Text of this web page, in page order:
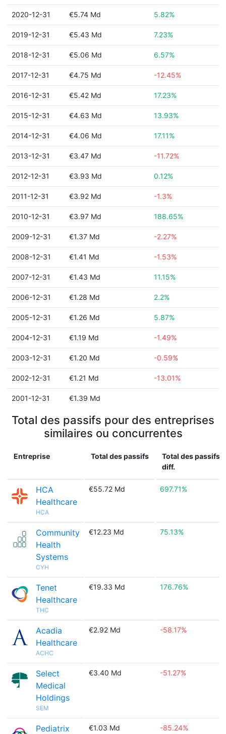
2020-12-31 €5.74 Md 5.82%
2019-12-31 €5.43 Md 7.23%
2018-12-31 €5.06 Md 6.57%
2017-12-31 €4.75 Md -12.45%
2016-12-31 €5.42 Md 17.23%
2015-12-31 €4.63 Md 13.93%
2014-12-31 €4.06 Md 17.11%
2013-12-31 €3.47 Md -11.72%
2012-12-31 €3.93 Md 0.12%
2011-12-31 €3.92 Md -1.3%
2010-12-31 €3.97 Md 188.65%
2009-12-31 €1.37 Md -2.27%
2008-12-31 €1.41 Md -1.53%
2007-12-31 €1.43 Md 11.15%
2006-12-31 €1.28 Md 2.2%
2005-12-31 €1.26 Md 5.87%
2004-12-31 €1.19 Md -1.49%
2003-12-31 €1.20 Md -0.59%
2002-12-31 €1.21 Md -13.01%
2001-12-31 €1.39 Md
Total des passifs pour des entreprises
similaires ou concurrentes
Entreprise Total des passifs
Total des passifs
diff.
HCA
Healthcare
HCA
€55.72 Md 697.71%
Community
Health
Systems
CYH
€12.23 Md 75.13%
Tenet
Healthcare
THC
€19.33 Md 176.76%
Acadia
Healthcare
ACHC
€2.92 Md -58.17%
Select
Medical
Holdings
SEM
€3.40 Md -51.27%
Pediatrix
€1.03 Md -85.24%